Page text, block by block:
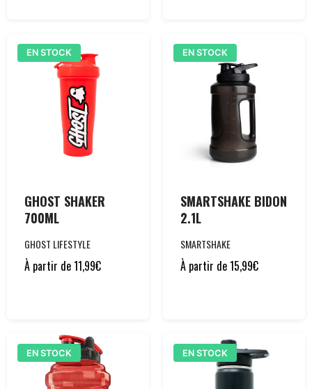
EN STOCK
GHOST SHAKER
700ML
GHOST LIFESTYLE
À partir de11,99€
EN STOCK
SMARTSHAKE BIDON
2.1L
SMARTSHAKE
À partir de15,99€
EN STOCK EN STOCK